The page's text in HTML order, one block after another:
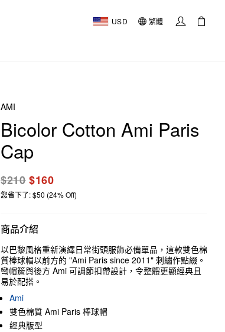
USD 繁體
AMI
Bicolor Cotton Ami Paris
Cap
$210$160
您省下了: $50 (24% Off)
商品介紹
以巴黎風格重新演繹日常街頭服飾必備單品，這款雙色棉
質棒球帽以前方的 "Ami Paris since 2011" 刺繡作點綴。
彎帽簷與後方 Ami 可調節扣帶設計，令整體更顯經典且
易於配搭。
Ami
雙色棉質 Ami Paris 棒球帽
經典版型